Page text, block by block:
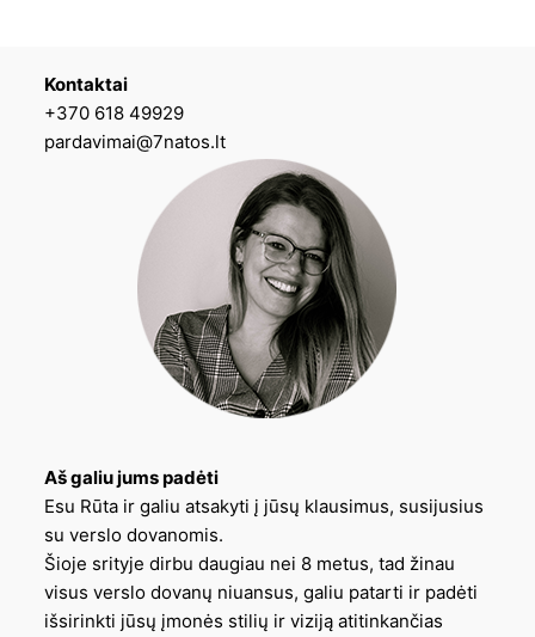
Kontaktai
+370 618 49929
pardavimai@7natos.lt
Aš galiu jums padėti
Esu Rūta ir galiu atsakyti į jūsų klausimus, susijusius
su verslo dovanomis.
Šioje srityje dirbu daugiau nei 8 metus, tad žinau
visus verslo dovanų niuansus, galiu patarti ir padėti
išsirinkti jūsų įmonės stilių ir viziją atitinkančias